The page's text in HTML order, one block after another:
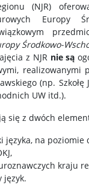
(NJR)
Europy
Środkowo-
z NJR nie są
realizowanymi
(np. Szkołę
UW itd.).
się z dwóch
języka, na poziomie
kraju
język.